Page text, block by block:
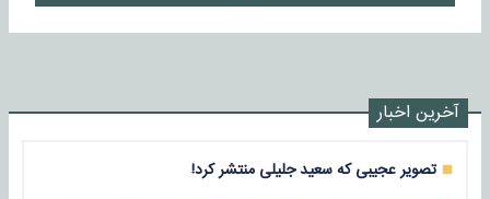
آخرین اخبار
تصویر عجیبی که سعید جلیلی منتشر کرد!